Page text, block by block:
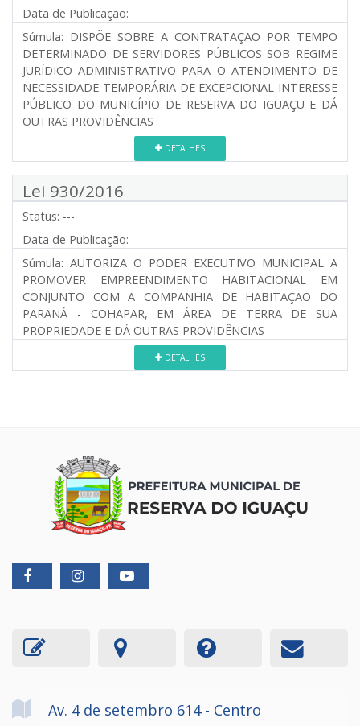
Data de Publicação:
Súmula: DISPÕE SOBRE A CONTRATAÇÃO POR TEMPO
DETERMINADO DE SERVIDORES PÚBLICOS SOB REGIME
JURÍDICO ADMINISTRATIVO PARA O ATENDIMENTO DE
NECESSIDADE TEMPORÁRIA DE EXCEPCIONAL INTERESSE
PÚBLICO DO MUNICÍPIO DE RESERVA DO IGUAÇU E DÁ
OUTRAS PROVIDÊNCIAS
DETALHES
Lei 930/2016
Status: ---
Data de Publicação:
Súmula: AUTORIZA O PODER EXECUTIVO MUNICIPAL A
PROMOVER EMPREENDIMENTO HABITACIONAL EM
CONJUNTO COM A COMPANHIA DE HABITAÇÃO DO
PARANÁ - COHAPAR, EM ÁREA DE TERRA DE SUA
PROPRIEDADE E DÁ OUTRAS PROVIDÊNCIAS
DETALHES
Av. 4 de setembro 614 - Centro